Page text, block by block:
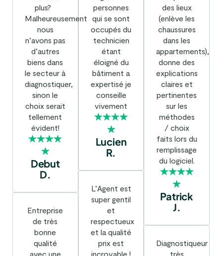
plus?
Malheureusement
nous
n’avons pas
d’autres
biens dans
le secteur à
diagnostiquer,
sinon le
choix serait
tellement
évident!
Debut
D.
Entreprise
de très
bonne
qualité
avec une
personnes
qui se sont
occupés du
technicien
étant
éloigné du
bâtiment a
expertisé je
conseille
vivement
Lucien
R.
L’Agent est
super gentil
et
respectueux
et la qualité
prix est
incroyable !
des lieux
(enlève les
chaussures
dans les
appartements),
donne des
explications
claires et
pertinentes
sur les
méthodes
/ choix
faits lors du
remplissage
du logiciel.
Patrick
J.
Diagnostiqueur
très